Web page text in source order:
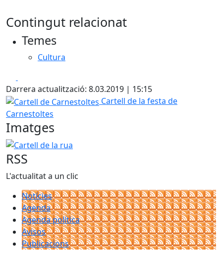
Contingut relacionat
Temes
Cultura
Darrera actualització: 8.03.2019 | 15:15
Cartell de Carnestoltes
Cartell de la festa de
Carnestoltes
Imatges
Cartell de la rua
RSS
L'actualitat a un clic
Notícies
Agenda
Agenda política
Avisos
Publicacions